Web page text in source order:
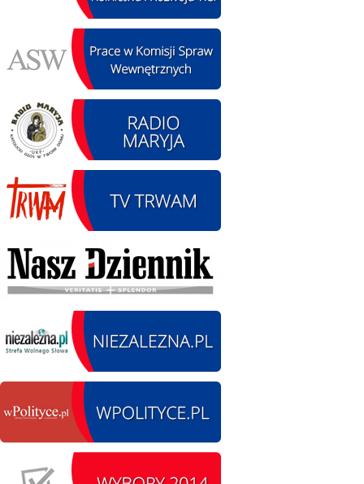
SIERPIEŃ
11
11.08.2026 r. -
Popisanie unowy z
firmą Boenig. Łódź
czytaj więcej
SIERPIEŃ
12
Oddanie drogi.
czytaj więcej
13
Pojazdów
zabytkowych. Wieluń
Ożarów
czytaj więcej
14.08.2026 r. - Dzień